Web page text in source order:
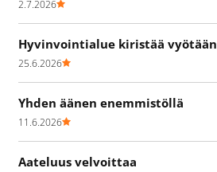
2.7.2026
Hyvinvointialue kiristää vyötään
25.6.2026
Yhden äänen enemmistöllä
11.6.2026
Aateluus velvoittaa